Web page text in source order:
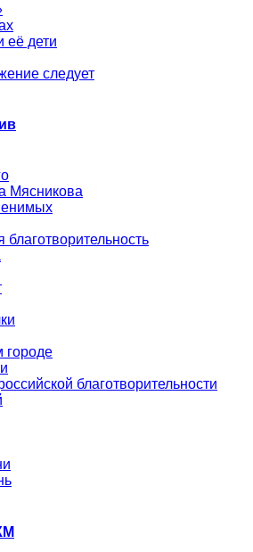
её дети
следует
Мясникова
благотворительности